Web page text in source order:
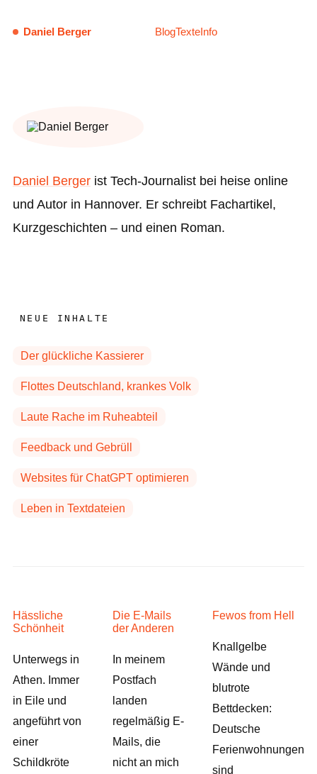
Daniel Berger BlogTexteInfo
Daniel Bergerist Tech-Journalist bei heise online
und Autor in Hannover. Er schreibt Fachartikel,
Kurzgeschichten – und einen Roman.
NEUE INHALTE
Der glückliche Kassierer
Flottes Deutschland, krankes Volk
Laute Rache im Ruheabteil
Feedback und Gebrüll
Websites für ChatGPT optimieren
Leben in Textdateien
Hässliche
Schönheit
Unterwegs in
Athen. Immer
in Eile und
angeführt von
einer
Schildkröte
Die E-Mails
der Anderen
In meinem
Postfach
landen
regelmäßig E-
Mails, die
nicht an mich
Fewos from Hell
Knallgelbe
Wände und
blutrote
Bettdecken:
Deutsche
Ferienwohnungen
sind